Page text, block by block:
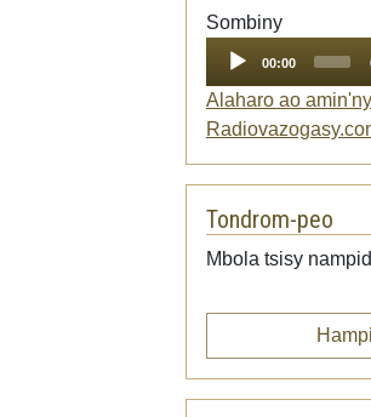
SombinyAudio
00:00
Alaharo ao amin'ny
Tondrom-peo
Mbola tsisy